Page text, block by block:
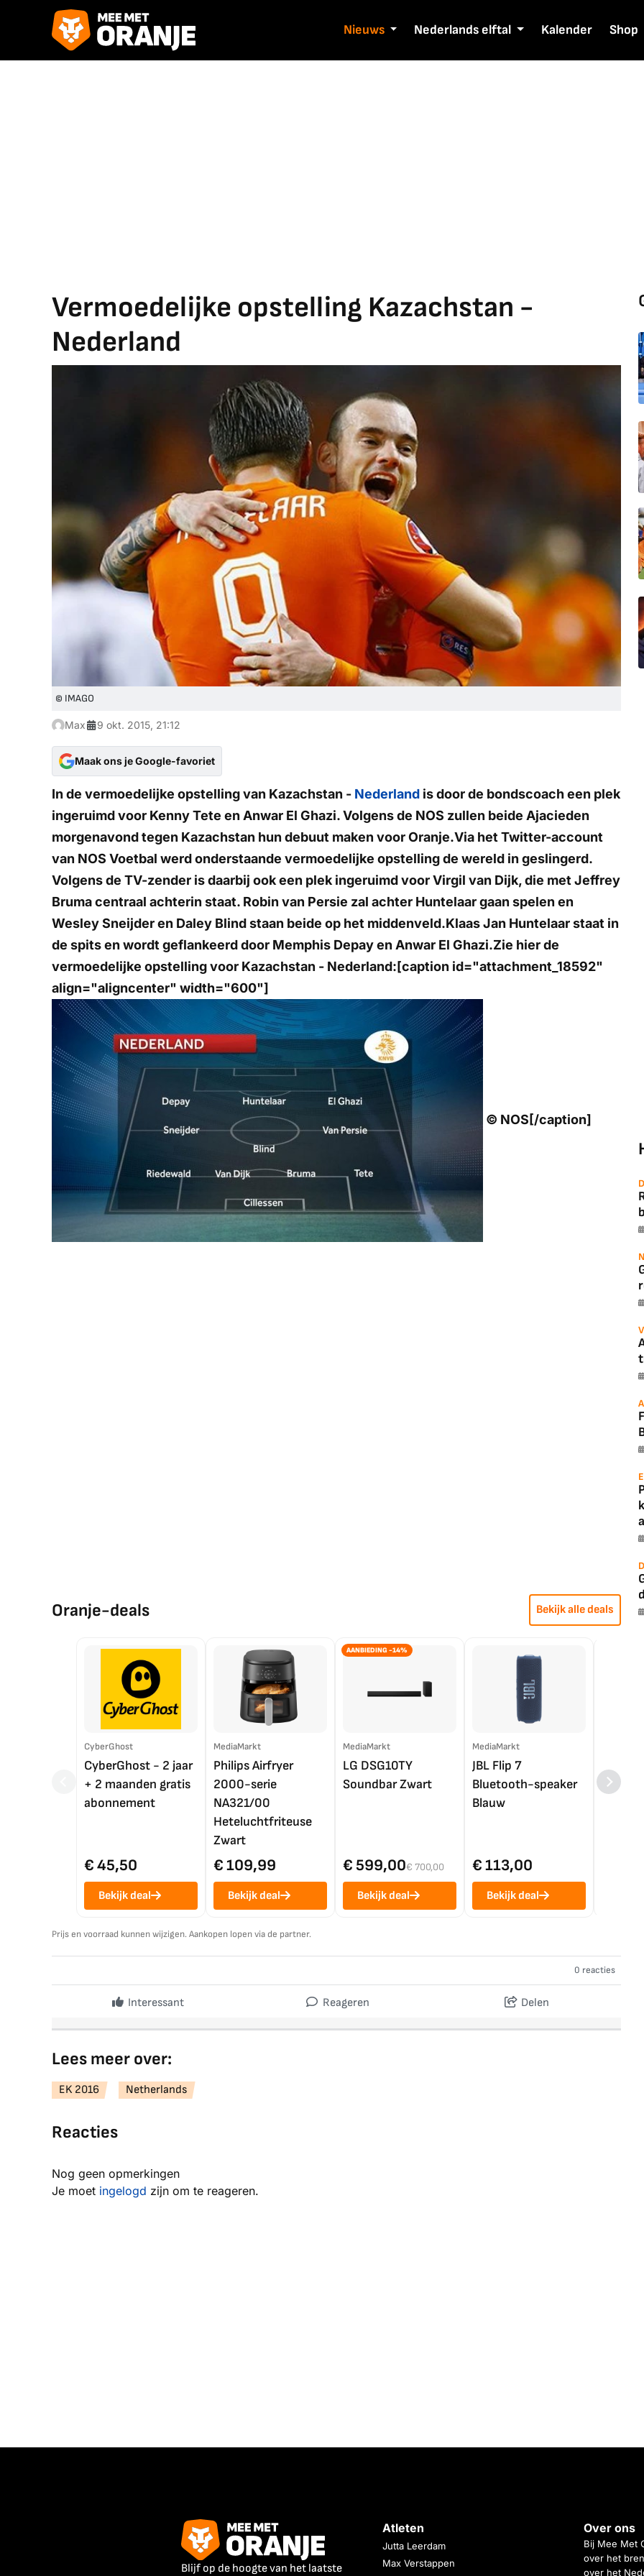
Nieuws Nederlands elftal Kalender Shop
Vermoedelijke opstelling Kazachstan -
Nederland
© IMAGO
Max 9 okt. 2015, 21:12
Maak ons je Google-favoriet
In de vermoedelijke opstelling van Kazachstan - Nederland is door de bondscoach een plek
ingeruimd voor Kenny Tete en Anwar El Ghazi. Volgens de NOS zullen beide Ajacieden
morgenavond tegen Kazachstan hun debuut maken voor Oranje.Via het Twitter-account
van NOS Voetbal werd onderstaande vermoedelijke opstelling de wereld in geslingerd.
Volgens de TV-zender is daarbij ook een plek ingeruimd voor Virgil van Dijk, die met Jeffrey
Bruma centraal achterin staat. Robin van Persie zal achter Huntelaar gaan spelen en
Wesley Sneijder en Daley Blind staan beide op het middenveld.Klaas Jan Huntelaar staat in
de spits en wordt geflankeerd door Memphis Depay en Anwar El Ghazi.Zie hier de
vermoedelijke opstelling voor Kazachstan - Nederland:[caption id="attachment_18592"
align="aligncenter" width="600"]
© NOS[/caption]
Oranje-deals Bekijk alle deals
CyberGhost
CyberGhost - 2 jaar
+ 2 maanden gratis
abonnement
€ 45,50
Bekijk deal
MediaMarkt
Philips Airfryer
2000-serie
NA321/00
Heteluchtfriteuse
Zwart
€ 109,99
Bekijk deal
AANBIEDING -14%
MediaMarkt
LG DSG10TY
Soundbar Zwart
€ 599,00€ 700,00
Bekijk deal
MediaMarkt
JBL Flip 7
Bluetooth-speaker
Blauw
€ 113,00
Bekijk deal
4K TV
Prijs en voorraad kunnen wijzigen. Aankopen lopen via de partner.
0 reacties
Interessant Reageren Delen
Lees meer over:
EK 2016 Netherlands
Reacties
Nog geen opmerkingen
Je moet ingelogd zijn om te reageren.
Blijf op de hoogte van het laatste
Atleten
Jutta Leerdam
Max Verstappen
Over ons
Bij Mee Met
over het
over het